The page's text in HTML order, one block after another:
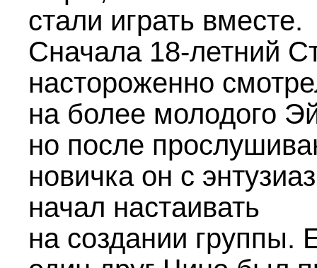
стали играть вместе.
Сначала 18-летний
настороженно
на более молодого
но после
новичка он с
начал настаивать
на создании группы.